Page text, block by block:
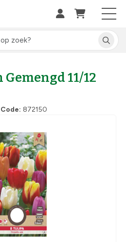
11/12
Code: 872150